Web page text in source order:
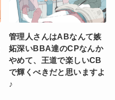
管理人さんはABなんて嫉
妬深いBBA達のCPなんか
やめて、王道で楽しいCB
で輝くべきだと思いますよ
♪